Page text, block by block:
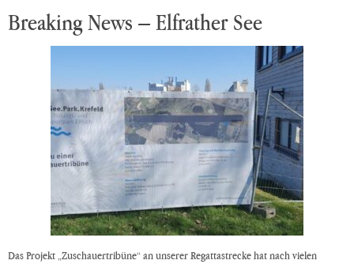
Breaking News – Elfrather See
Das Projekt „Zuschauertribüne“ an unserer Regattastrecke hat nach vielen